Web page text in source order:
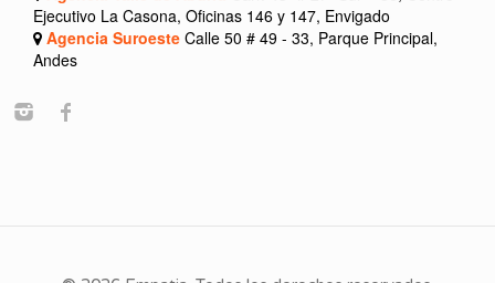
Ejecutivo La Casona, Oficinas 146 y 147, Envigado
Agencia Suroeste Calle 50 # 49 - 33, Parque Principal,
Andes